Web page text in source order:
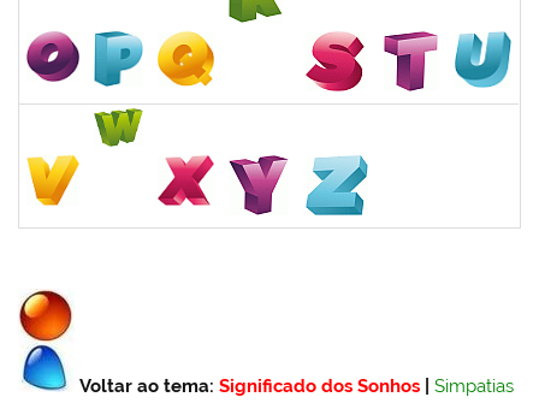
Voltar ao tema:Significado dos Sonhos |Simpatias